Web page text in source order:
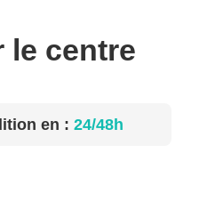
le centre
en :24/48h